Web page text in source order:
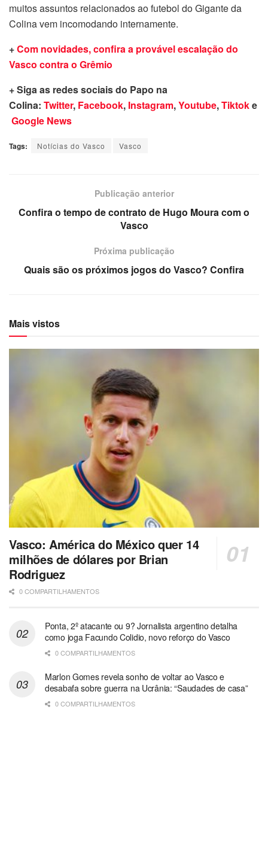
muitos assuntos relacionados ao futebol do Gigante da
Colina vem incomodando internamente.
+Com novidades, confira a provável escalação do
Vasco contra o Grêmio
+ Siga as redes sociais do Papo na
Colina: Twitter, Facebook, Instagram,Youtube,Tiktoke
Google News
Tags: Notícias do Vasco Vasco
Publicação anterior
Confira o tempo de contrato de Hugo Moura com o
Vasco
Próxima publicação
Quais são os próximos jogos do Vasco? Confira
Mais vistos
Vasco: América do México quer 14
milhões de dólares por Brian
Rodriguez
0 COMPARTILHAMENTOS
Ponta, 2º atacante ou 9? Jornalista argentino detalha
como joga Facundo Colidio, novo reforço do Vasco
0 COMPARTILHAMENTOS
Marlon Gomes revela sonho de voltar ao Vasco e
desabafa sobre guerra na Ucrânia: “Saudades de casa”
0 COMPARTILHAMENTOS